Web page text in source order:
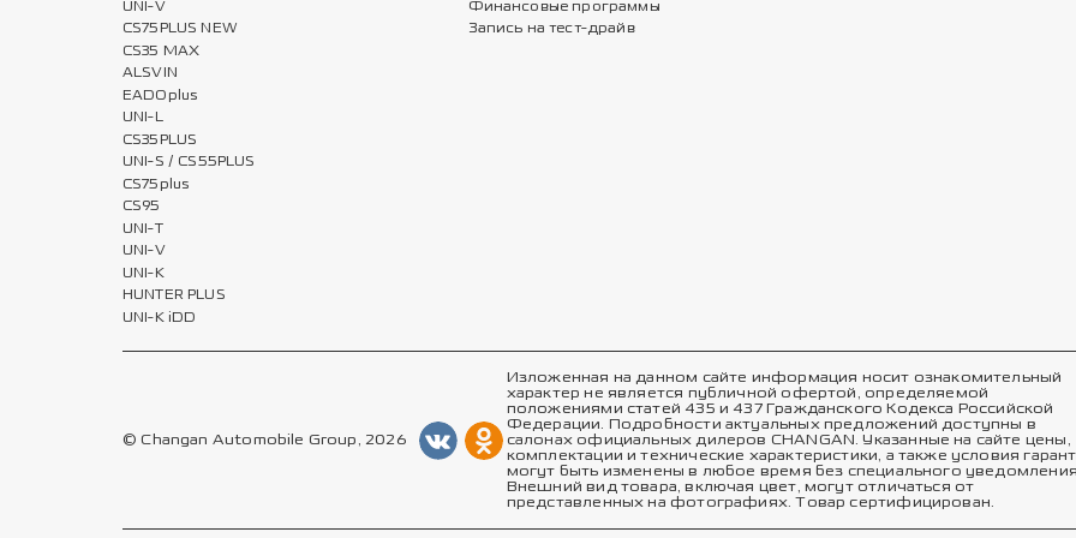
UNI-V
CS75PLUS NEW
CS35 MAX
ALSVIN
EADOplus
UNI-L
CS35PLUS
UNI-S / CS55PLUS
CS75plus
CS95
UNI-T
UNI-V
UNI-K
HUNTER PLUS
UNI-K iDD
Финансовые программы
Запись на тест-драйв
© Changan Automobile Group, 2026
Изложенная на данном сайте информация носит ознакомительный
характер не является публичной офертой, определяемой
положениями статей 435 и 437 Гражданского Кодекса Российской
Федерации. Подробности актуальных предложений доступны в
салонах официальных дилеров CHANGAN. Указанные на сайте цены,
комплектации и технические характеристики, а также условия
могут быть изменены в любое время без специального
Внешний вид товара, включая цвет, могут отличаться от
представленных на фотографиях. Товар сертифицирован.